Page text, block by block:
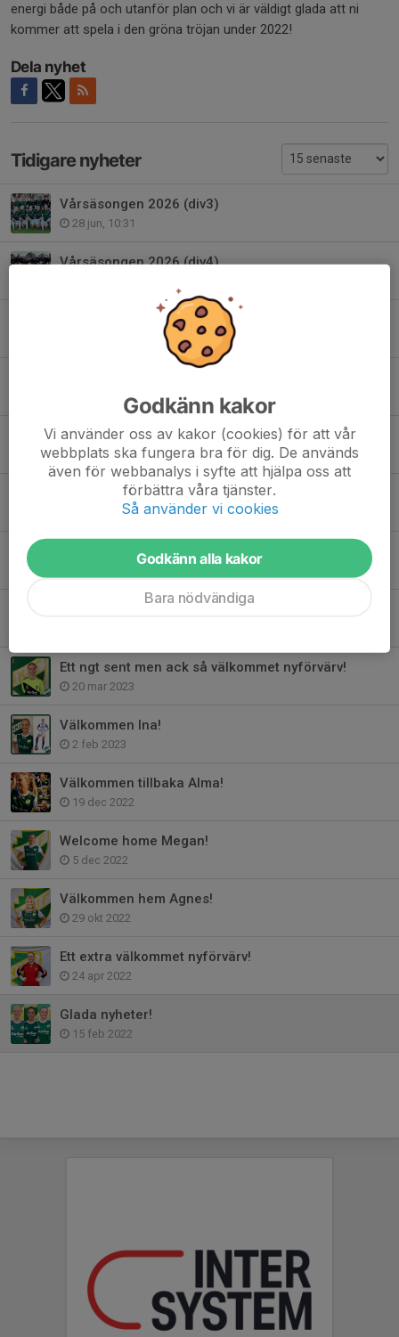
energi både på och utanför plan och vi är väldigt glada att ni
kommer att spela i den gröna tröjan under 2022!
Dela nyhet
Tidigare nyheter
Vårsäsongen 2026 (div3)
28 jun, 10:31
Vårsäsongen 2026 (div4)
Sportlovet 2026 (v.8)
21 okt 2025
Bjäre cup och läger 2025
17 nov 2024
Nyförvärv i sista sekunden, varmt välkommen Ida!
31 aug 2023
Välkommen till VK Sofia!
Ett ngt sent men ack så välkommet nyförvärv!
20 mar 2023
Välkommen Ina!
2 feb 2023
Välkommen tillbaka Alma!
19 dec 2022
Welcome home Megan!
5 dec 2022
Välkommen hem Agnes!
29 okt 2022
Ett extra välkommet nyförvärv!
24 apr 2022
Glada nyheter!
15 feb 2022
Godkänn kakor
Vi använder oss av kakor (cookies) för att vår
webbplats ska fungera bra för dig. De används
även för webbanalys i syfte att hjälpa oss att
förbättra våra tjänster.
Så använder vi cookies
Godkänn alla kakor
Bara nödvändiga